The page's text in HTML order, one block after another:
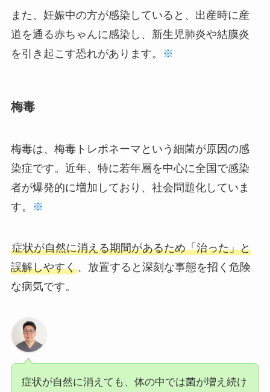
また、妊娠中の方が感染していると、出産時に産
道を通る赤ちゃんに感染し、新生児肺炎や結膜炎
を引き起こす恐れがあります。
※
梅毒
梅毒は、梅毒トレポネーマという細菌が原因の感
染症です。近年、特に若年層を中心に全国で感染
者が爆発的に増加しており、社会問題化していま
す。
※
症状が自然に消える期間があるため「治った」と
誤解しやすく、放置すると深刻な事態を招く危険
な病気です。
症状が自然に消えても、体の中では菌が増え続け